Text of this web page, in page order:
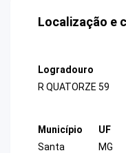
Localização e
Logradouro
R QUATORZE 59
Município
Santa
UF
MG